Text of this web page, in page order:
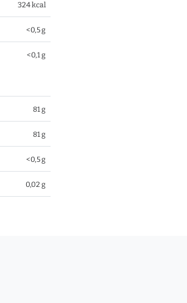
324 kcal
<0,5 g
<0,1 g
81 g
81 g
<0,5 g
0,02 g